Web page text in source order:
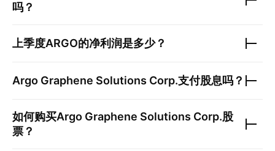
吗？
上季度ARGO的净利润是多少？
Argo Graphene Solutions Corp.支付股息吗？
如何购买Argo Graphene Solutions Corp.股
票？